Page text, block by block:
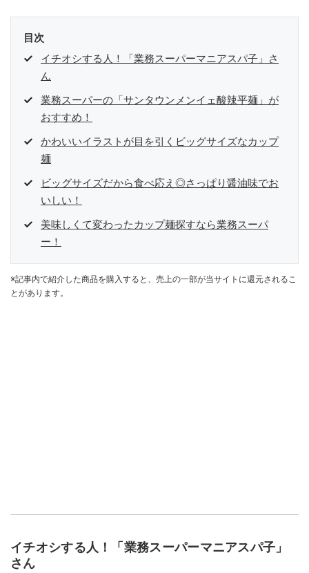
目次
イチオシする人！「業務スーパーマニアスパ子」さ
ん
業務スーパーの「サンタウンメンイェ酸辣平麺」が
おすすめ！
かわいいイラストが目を引くビッグサイズなカップ
麺
ビッグサイズだから食べ応え◎さっぱり醤油味でお
いしい！
美味しくて変わったカップ麺探すなら業務スーパ
ー！
※記事内で紹介した商品を購入すると、売上の一部が当サイトに還元されるこ
とがあります。
イチオシする人！「業務スーパーマニアスパ子」
さん